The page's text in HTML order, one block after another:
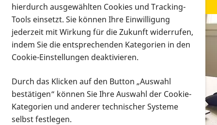
Infomaterial
Infomaterial
Vorlesen
Alle Infomaterialien in verschiedenen
Formaten an einem Ort
hierdurch ausgewählten Cookies und Tracking-
Tools einsetzt. Sie können Ihre Einwilligung
jederzeit mit Wirkung für die Zukunft widerrufen,
indem Sie die entsprechenden Kategorien in den
Cookie-Einstellungen deaktivieren.
Durch das Klicken auf den Button „Auswahl
bestätigen“ können Sie Ihre Auswahl der Cookie-
Kategorien und anderer technischer Systeme
selbst festlegen.